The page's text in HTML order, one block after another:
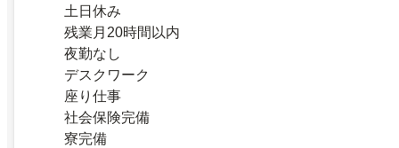
土日休み
残業月20時間以内
夜勤なし
デスクワーク
座り仕事
社会保険完備
寮完備